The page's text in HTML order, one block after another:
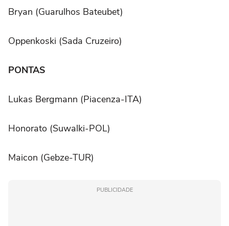
Bryan (Guarulhos Bateubet)
Oppenkoski (Sada Cruzeiro)
PONTAS
Lukas Bergmann (Piacenza-ITA)
Honorato (Suwalki-POL)
Maicon (Gebze-TUR)
PUBLICIDADE